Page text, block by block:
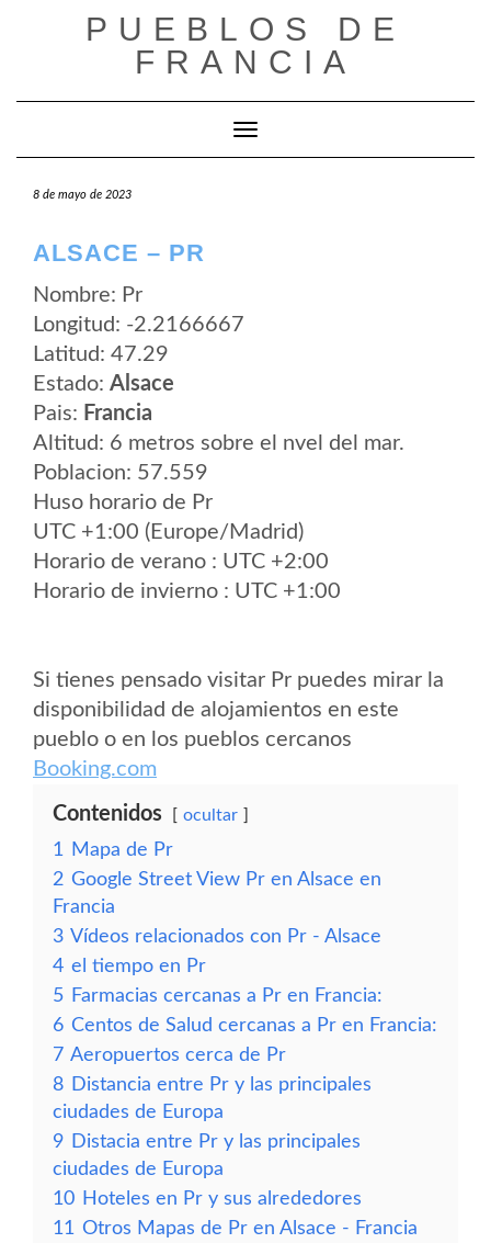
PUEBLOS DE
FRANCIA
Cambiar modo de navegación
8 de mayo de 2023
ALSACE – PR
Nombre: Pr
Longitud: -2.2166667
Latitud: 47.29
Estado: Alsace
Pais: Francia
Altitud: 6 metros sobre el nvel del mar.
Poblacion: 57.559
Huso horario de Pr
UTC +1:00 (Europe/Madrid)
Horario de verano : UTC +2:00
Horario de invierno : UTC +1:00
Si tienes pensado visitar Pr puedes mirar la
disponibilidad de alojamientos en este
pueblo o en los pueblos cercanos
Booking.com
Contenidos ocultar
1
Mapa de Pr
2 Google Street View Pr en Alsace en
Francia
3 Vídeos relacionados con Pr - Alsace
4 el tiempo en Pr
5 Farmacias cercanas a Pr en Francia:
6 Centos de Salud cercanas a Pr en Francia:
7 Aeropuertos cerca de Pr
8 Distancia entre Pr y las principales
ciudades de Europa
9 Distacia entre Pr y las principales
ciudades de Europa
10 Hoteles en Pr y sus alrededores
11 Otros Mapas de Pr en Alsace - Francia